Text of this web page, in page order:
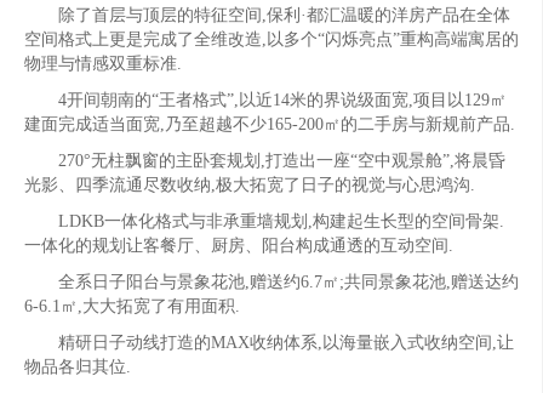
除了首层与顶层的特征空间,保利·都汇温暖的洋房产品在全体
空间格式上更是完成了全维改造,以多个“闪烁亮点”重构高端寓居的
物理与情感双重标准.
4开间朝南的“王者格式”,以近14米的界说级面宽,项目以129㎡
建面完成适当面宽,乃至超越不少165-200㎡的二手房与新规前产品.
270°无柱飘窗的主卧套规划,打造出一座“空中观景舱”,将晨昏
光影、四季流通尽数收纳,极大拓宽了日子的视觉与心思鸿沟.
LDKB一体化格式与非承重墙规划,构建起生长型的空间骨架.
一体化的规划让客餐厅、厨房、阳台构成通透的互动空间.
全系日子阳台与景象花池,赠送约6.7㎡;共同景象花池,赠送达约
6-6.1㎡,大大拓宽了有用面积.
精研日子动线打造的MAX收纳体系,以海量嵌入式收纳空间,让
物品各归其位.